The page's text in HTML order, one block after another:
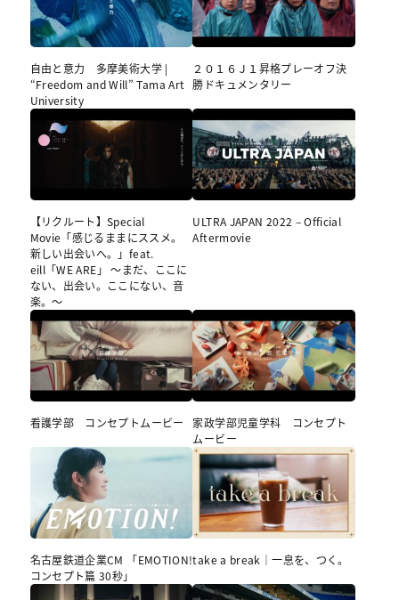
自由と意力 多摩美術大学 |
“Freedom and Will” Tama Art
University
２０１６Ｊ１昇格プレーオフ決
勝ドキュメンタリー
【リクルート】Special
Movie「感じるままにススメ。
新しい出会いへ。」feat.
eill「WE ARE」 ～まだ、ここに
ない、出会い。ここにない、音
楽。〜
ULTRA JAPAN 2022 – Official
Aftermovie
看護学部 コンセプトムービー
家政学部児童学科 コンセプト
ムービー
名古屋鉄道企業CM 「EMOTION!
コンセプト篇 30秒」
take a break｜一息を、つく。